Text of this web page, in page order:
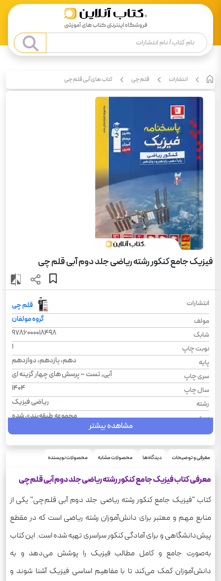
انتشارات قلم چی کتاب های آبی قلم چی
فیزیک جامع کنکور رشته ریاضی جلد دوم آبی قلم چی
انتشارات
قلم چی
مولف
گروه مولفان
شابک
9786000018498
نوبت چاپ
1
پایه
دهم، یازدهم، دوازدهم
سری چاپ
آبی, تست – پرسش های چهار گزینه ای
سال چاپ
1404
رشته
ریاضی فیزیک
سری
مجموعه طبقه‌بندی شده
قطع
رحلی
نوع جلد
تعداد صفحه
وزن
1045
مشاهده بیشتر
معرفی و توضیحات دیدگاه‌ها محصولات مشابه محصولات نویسنده
معرفی کتاب فیزیک جامع کنکور رشته ریاضی جلد دوم آبی قلم‌چی
کتاب "فیزیک جامع کنکور رشته ریاضی جلد دوم آبی قلم‌چی" یکی از
منابع مهم و معتبر برای دانش‌آموزان رشته ریاضی است که در مقطع
پیش‌دانشگاهی و برای آمادگی کنکور سراسری تهیه شده است. این کتاب
به‌صورت جامع و کامل مطالب فیزیک را پوشش می‌دهد و به
دانش‌آموزان کمک می‌کند تا با مفاهیم اساسی فیزیک آشنا شوند و